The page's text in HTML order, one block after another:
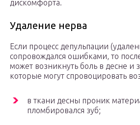
дискомфорта.
Удаление нерва
Если процесс депульпации
сопровождался ошибками, то
может возникнуть боль в десне и
которые могут спровоцировать
в ткани десны проник
пломбировался зуб;